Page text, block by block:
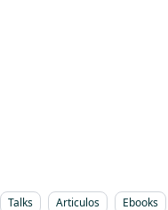
Talks Articulos Ebooks